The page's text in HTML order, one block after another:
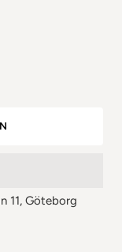
11, Göteborg